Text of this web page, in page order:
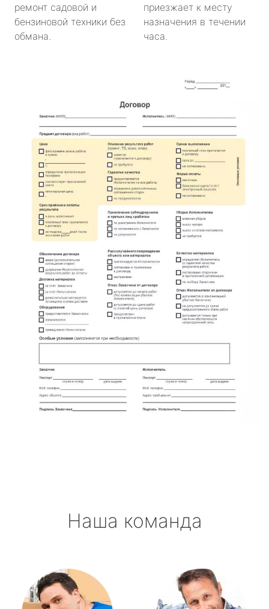
ремонт садовой и
бензиновой техники без
обмана.
приезжает к месту
назначения в течении
часа.
Наша команда